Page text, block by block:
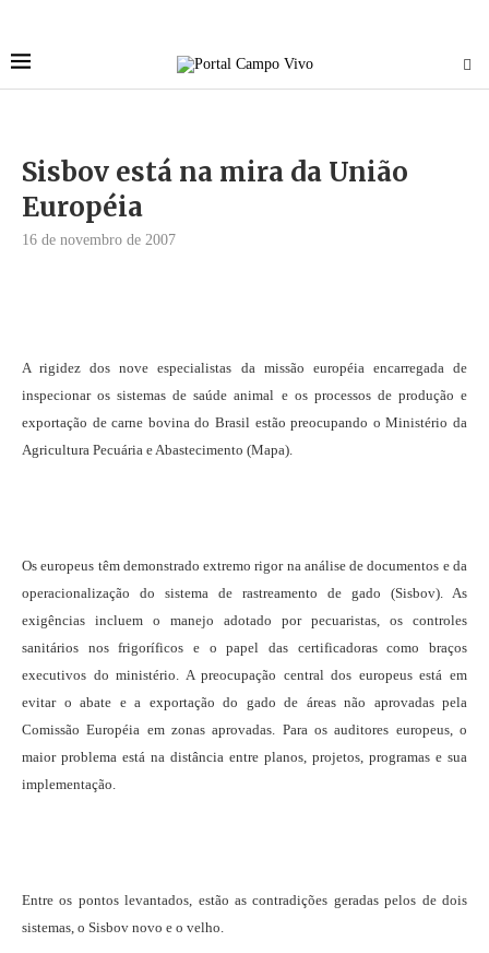
Sisbov está na mira da União
Européia
16 de novembro de 2007
A rigidez dos nove especialistas da missão européia encarregada de
inspecionar os sistemas de saúde animal e os processos de produção e
exportação de carne bovina do Brasil estão preocupando o Ministério da
Agricultura Pecuária e Abastecimento (Mapa).
Os europeus têm demonstrado extremo rigor na análise de documentos e da
operacionalização do sistema de rastreamento de gado (Sisbov). As
exigências incluem o manejo adotado por pecuaristas, os controles
sanitários nos frigoríficos e o papel das certificadoras como braços
executivos do ministério. A preocupação central dos europeus está em
evitar o abate e a exportação do gado de áreas não aprovadas pela
Comissão Européia em zonas aprovadas. Para os auditores europeus, o
maior problema está na distância entre planos, projetos, programas e sua
implementação.
Entre os pontos levantados, estão as contradições geradas pelos de dois
sistemas, o Sisbov novo e o velho.